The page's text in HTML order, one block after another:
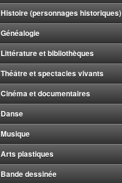
Histoire (personnages historiques)
Généalogie
Littérature et bibliothèques
Théâtre et spectacles vivants
Cinéma et documentaires
Danse
Musique
Arts plastiques
Bande dessinée